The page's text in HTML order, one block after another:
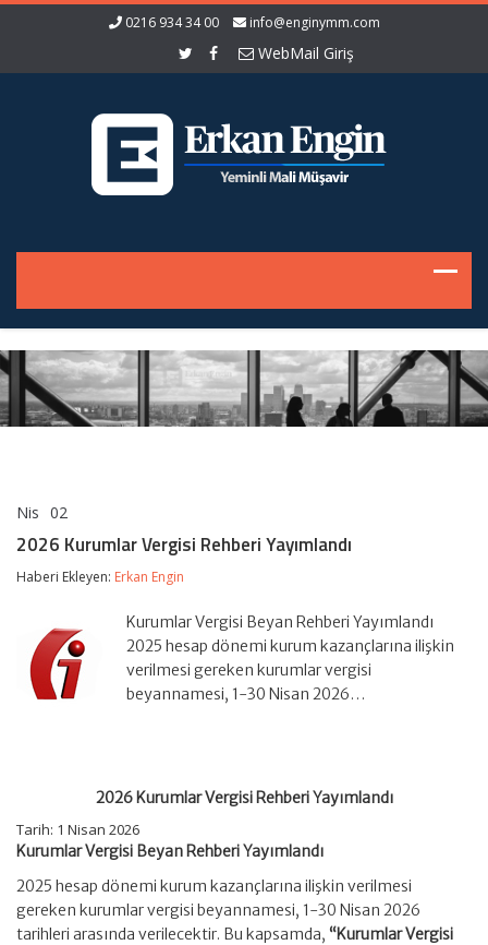
0216 934 34 00 info@enginymm.com
WebMail Giriş
Nis 02
Vergisi
Rehberi
Yayımlandı
2026 Kurumlar Vergisi Rehberi Yayımlandı
Haberi Ekleyen: Erkan Engin
Kurumlar Vergisi Beyan Rehberi Yayımlandı
2025 hesap dönemi kurum kazançlarına ilişkin
verilmesi gereken kurumlar vergisi
beyannamesi, 1-30 Nisan 2026…
2026 Kurumlar Vergisi Rehberi Yayımlandı
Tarih: 1 Nisan 2026
Kurumlar Vergisi Beyan Rehberi Yayımlandı
2025 hesap dönemi kurum kazançlarına ilişkin verilmesi
gereken kurumlar vergisi beyannamesi, 1-30 Nisan 2026
tarihleri arasında verilecektir. Bu kapsamda, “Kurumlar Vergisi